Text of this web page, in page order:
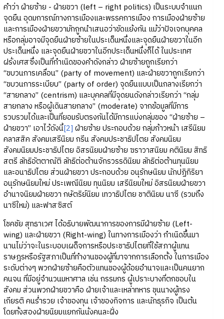
คำว่า ฝ่ายซ้าย - ฝ่ายขวา (left – right politics) เป็นระบบจำแนก
จุดยืน อุดมการณ์ทางการเมืองและพรรคการเมือง การเมืองฝ่ายซ้าย
และการเมืองฝ่ายขวามักถูกนำเสนอว่าขัดแย้งกัน แม้ว่าปัจเจกบุคคล
หรือกลุ่มอาจมีจุดยืนฝ่ายซ้ายในประเด็นหนึ่งและจุดยืนฝ่ายขวาในอีก
ประเด็นหนึ่ง และจุดยืนฝ่ายขวาในอีกประเด็นหนึ่งก็ได้ ในประเทศ
ฝรั่งเศสซึ่งเป็นที่กำเนิดของคำดังกล่าว ฝ่ายซ้ายถูกเรียกว่า
“ขบวนการเคลื่อน” (party of movement) และฝ่ายขวาถูกเรียกว่า
“ขบวนการระเบียบ” (party of order) จุดยืนแบบเป็นกลางเรียกว่า
“สายกลาง” (centrism) และบุคคลที่มีจุดยนดังกล่าวเรียกว่า “กลุ่ม
สายกลาง หรือผู้เดินสายกลาง” (moderate) จากข้อมูลที่มีการ
รวบรวมได้และเป็นที่ยอมรับตรงกันได้มีการแบ่งกลุ่มของ “ฝ่ายซ้าย –
ฝ่ายขวา” เอาไว้ดังนี้[2] ฝ่ายซ้าย ประกอบด้วย กลุ่มก้าวหน้า เสรีนิยม
คลาสสิค สังคมเสรีนิยม กรีน สังคมประชาธิปไตย สังคมนิยม
สังคมนิยมประชาธิปไตย อิสรนิยมฝ่ายซ้าย ฆราวาสนิยม คตินิยม สิทธิ
สตรี ลัทธิอัตตาณัติ ลัทธิต่อต้านจักรวรรดินิยม ลัทธิต่อต้านทุนนิยม
และอนาธิปไตย ส่วนฝ่ายขวา ประกอบด้วย อนุรักษนิยม นักปฏิกิริยา
อนุรักษนิยมใหม่ ประเพณีนิยม ทุนนิยม เสรีนิยมใหม่ อิสรนิยมฝ่ายขวา
อำนาจนิยมฝ่ายขวา กษัตริย์นิยม เทวาธิปไตย ชาตินิยม นาซี (รวมถึง
นาซีใหม่) และฟาสซิสต์
โชคชัย สุทธาเวศ ได้อธิบายพัฒนาการของการมีฝ่ายซ้าย (Left-
wing) และฝ่ายขวา (Right-wing) ในทางการเมืองว่า กำเนิดขึ้นมา
นานไม่ว่าจะในระบอบเผด็จการหรือประชาธิปไตยที่ใช้สภาผู้แทน
ราษฎรหรือรัฐสภาเป็นที่ทำงานของผู้ที่มาจากการเลือกตั้ง ในการเมือง
ระดับต่างๆ พวกฝ่ายซ้ายคือตัวแทนของผู้ด้อยอำนาจและเป็นคนยาก
คนจน ที่มีอยู่จำนวนมหาศาล เช่น กรรมกร ผู้เปราะบางที่ตกขอบใน
สังคม ส่วนพวกฝ่ายขวาคือ ฝ่ายเจ้าและเหล่าทหาร ขุนนางผู้ทรง
เกียรติ คนร่ำรวย เจ้าของทุน เจ้าของกิจการ และนักธุรกิจ เป็นต้น
โดยทั้งสองฝ่ายนิยมแยกกันนั่งคนละฝั่ง